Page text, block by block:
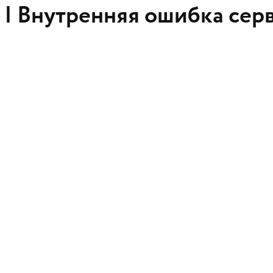
Внутренняя ошибка